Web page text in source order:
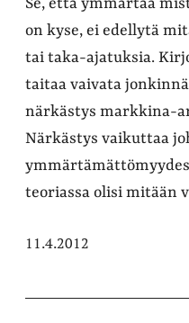
on kyse, ei edellytä
tai taka-ajatuksia.
taitaa vaivata
närkästys markkina-
Närkästys vaikuttaa
teoriassa olisi mitään
11.4.2012